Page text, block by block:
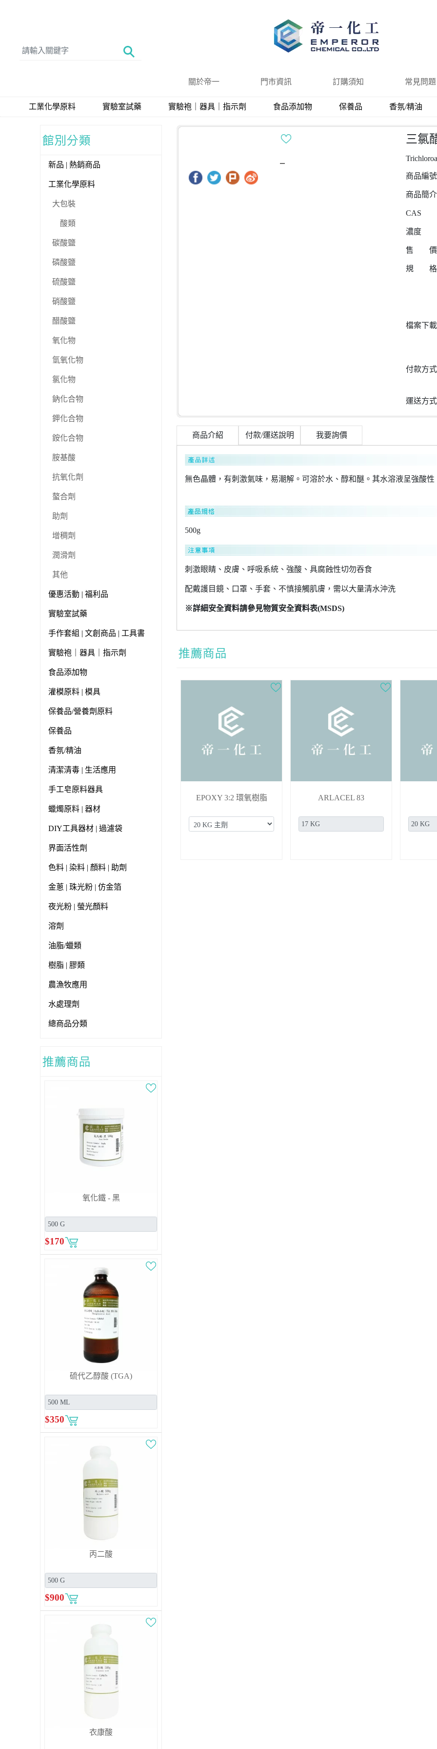
關於帝一 門市資訊 訂購須知 常見問題
工業化學原料 實驗室試藥 實驗袍｜器具｜指示劑 食品添加物 保養品 香氛/精油
新品 | 熱銷商品
工業化學原料
大包裝
酸類
碳酸鹽
磷酸鹽
硫酸鹽
硝酸鹽
醋酸鹽
氧化物
氫氧化物
氯化物
鈉化合物
鉀化合物
銨化合物
胺基酸
抗氧化劑
螯合劑
助劑
增稠劑
潤滑劑
其他
優惠活動 | 福利品
實驗室試藥
手作套組 | 文創商品 | 工具書
實驗袍｜器具｜指示劑
食品添加物
灌模原料 | 模具
保養品/營養劑原料
保養品
香氛/精油
清潔清毒 | 生活應用
手工皂原料器具
蠟燭原料 | 器材
DIY工具器材 | 過濾袋
界面活性劑
色料 | 染料 | 顏料 | 助劑
金蔥 | 珠光粉 | 仿金箔
夜光粉 | 螢光顏料
溶劑
油脂/蠟類
樹脂 | 膠類
農漁牧應用
水處理劑
總商品分類
氧化鐵 - 黑
$170
硫代乙醇酸 (TGA)
$350
丙二酸
$900
衣康酸
三氯
商品編號
商品簡介
CAS
濃度
售 價
規 格
檔案下載
付款方式
運送方式
商品介紹 付款/運送說明 我要詢價
無色晶體，有刺激氣味，易潮解。可溶於水、醇和醚。其水溶液呈強酸性
500g
刺激眼睛、皮膚、呼吸系統、強酸、具腐蝕性切勿吞食
配戴護目鏡、口罩、手套、不慎接觸肌膚，需以大量清水沖洗
※詳細安全資料請參見物質安全資料表(MSDS)
EPOXY 3:2 環氧樹脂 ARLACEL 83